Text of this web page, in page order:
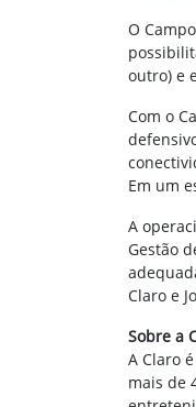
O
outro) e
Com o
Em um
A
Gestão
Claro e
Sobre a
A Claro
mais de